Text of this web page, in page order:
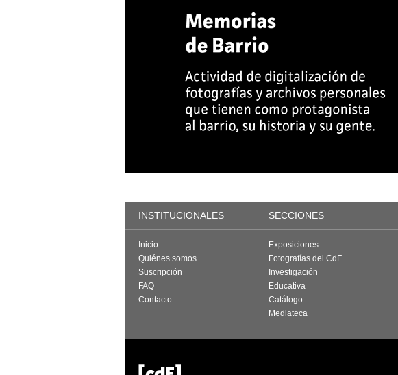
INSTITUCIONALES SECCIONES
Inicio
Quiénes somos
Suscripción
FAQ
Contacto
Exposiciones
Fotografías del CdF
Investigación
Educativa
Catálogo
Mediateca